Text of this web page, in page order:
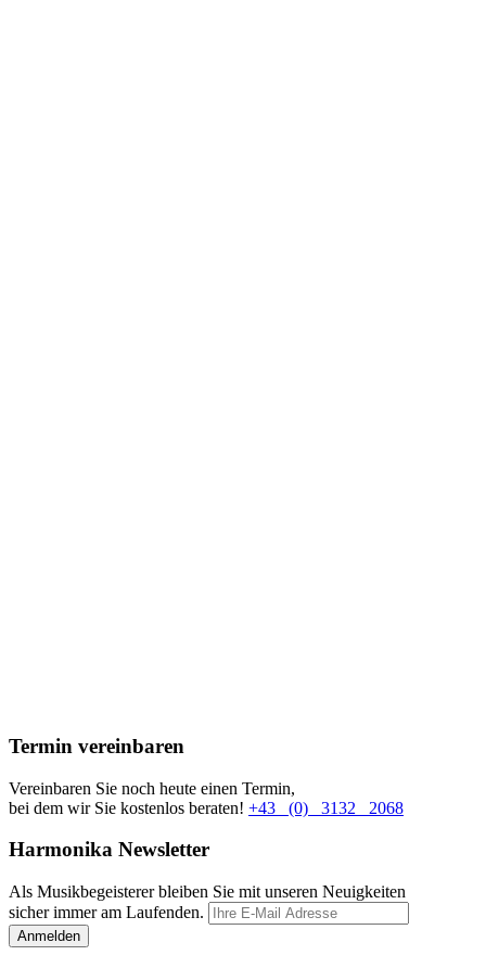
Termin vereinbaren
Vereinbaren Sie noch heute einen Termin,
bei dem wir Sie kostenlos beraten! +43 (0) 3132 2068
Harmonika Newsletter
Als Musikbegeisterer bleiben Sie mit unseren Neuigkeiten
sicher immer am Laufenden.